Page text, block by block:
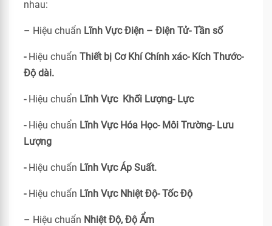
nhau:
– Hiệu chuẩn Lĩnh Vực Điện – Điện Tử- Tần số
- Hiệu chuẩn Thiết bị Cơ Khí Chính xác- Kích Thước-
Độ dài.
- Hiệu chuẩn Lĩnh Vực Khối Lượng- Lực
- Hiệu chuẩn Lĩnh Vực Hóa Học- Môi Trường- Lưu
Lượng
- Hiệu chuẩn Lĩnh Vực Áp Suất.
-Hiệu chuẩn Lĩnh Vực Nhiệt Độ- Tốc Độ
– Hiệu chuẩn Nhiệt Độ, Độ Ẩm